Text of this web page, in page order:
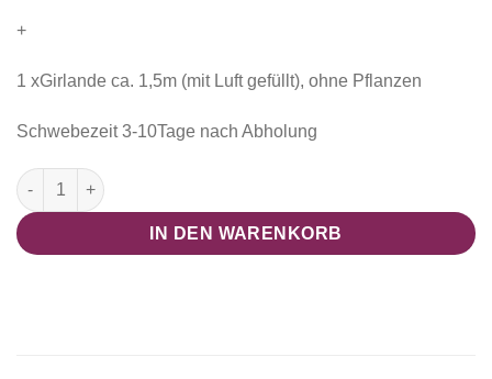
+
1 xGirlande ca. 1,5m (mit Luft gefüllt), ohne Pflanzen
Schwebezeit 3-10Tage nach Abholung
Set "Up in the Air" Big Star Edition Menge
IN DEN WARENKORB